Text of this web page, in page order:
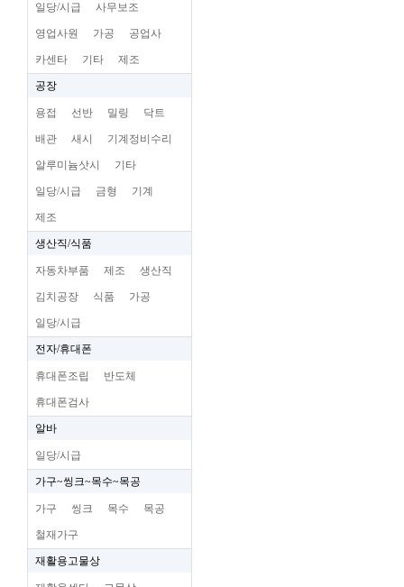
일당/시급 사무보조
영업사원 가공 공업사
카센타 기타 제조
공장
용접 선반 밀링 닥트
배관 새시 기계정비수리
알루미늄삿시 기타
일당/시급 금형 기계
제조
생산직/식품
자동차부품 제조 생산직
김치공장 식품 가공
일당/시급
전자/휴대폰
휴대폰조립 반도체
휴대폰검사
알바
일당/시급
가구~씽크~목수~목공
가구 씽크 목수 목공
철재가구
재활용고물상